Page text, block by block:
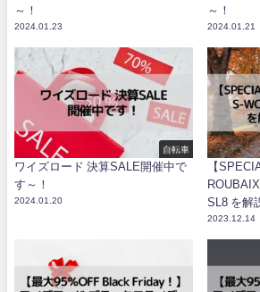
～！
2024.01.23
～！
2024.01.21
自転車
ワイズロード 決算SALE開催中で
す～！
2024.01.20
【
SL8 を解
2023.12.14